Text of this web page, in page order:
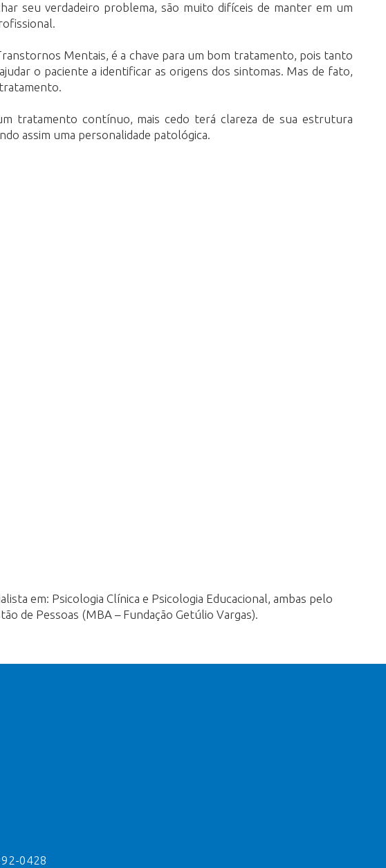
seu verdadeiro problema, são muito difíceis de manter em um
Mentais, é a chave para um bom tratamento, pois tanto
o paciente a identificar as origens dos sintomas. Mas de fato,
tratamento contínuo, mais cedo terá clareza de sua estrutura
assim uma personalidade patológica.
em: Psicologia Clínica e Psicologia Educacional, ambas pelo
de Pessoas (MBA – Fundação Getúlio Vargas).
0428